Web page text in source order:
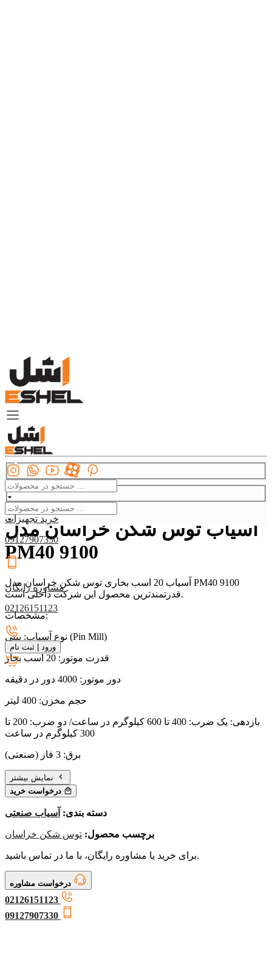
خرید تجهیزات
09127907330
مشاوره رایگان
02126151123
ورود ثبت نام
دسته بندی
آماده سازی
آسیاب صنعتی
آسیاب توس شکن خراسان مدل
PM40 9100
آسیاب 20 اسب بخاری توس شکن خراسان مدل PM40 9100
قدرتمندترین محصول این شرکت داخلی است.
مشخصات:
نوع آسیاب: پینی (Pin Mill)
قدرت موتور: 20 اسب بخار
دور موتور: 4000 دور در دقیقه
حجم مخزن: 400 لیتر
بازدهی: یک ضرب: 400 تا 600 کیلوگرم در ساعت/ دو ضرب: 200 تا
300 کیلوگرم در ساعت
برق: 3 فاز (صنعتی)
نمایش بیشتر
درخواست خرید
دسته بندی: آسیاب صنعتی
برچسب محصول: توس شکن خراسان
برای خرید یا مشاوره رایگان، با ما در تماس باشید.
درخواست مشاوره
02126151123
09127907330